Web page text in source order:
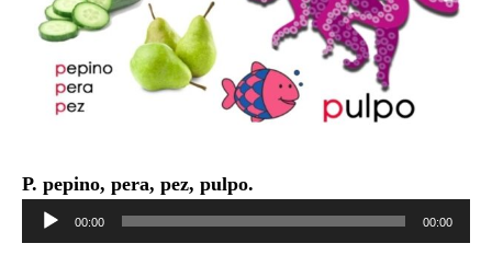
P. pepino, pera, pez, pulpo.
Reproductor
de
00:00 00:00